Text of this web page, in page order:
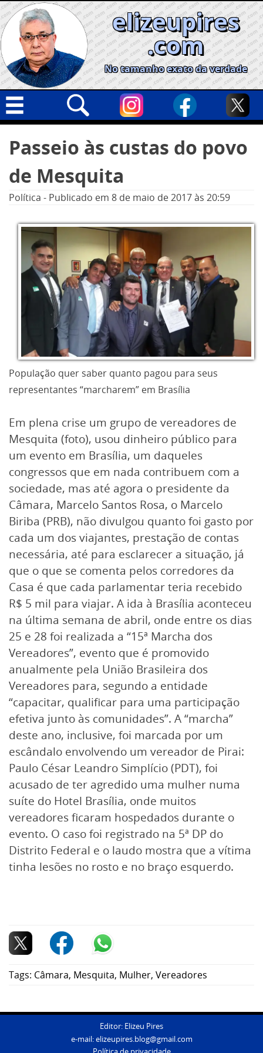
Skip
to
content
elizeupires
.com
No tamanho exato da verdade
Geral
Cidades
Política
Opinião
Informe especial
por:
Passeio às custas do povo
de Mesquita
Política - Publicado em 8 de maio de 2017às 20:59
População quer saber quanto pagou para seus
representantes “marcharem” em Brasília
Em plena crise um grupo de vereadores de
Mesquita (foto), usou dinheiro público para
um evento em Brasília, um daqueles
congressos que em nada contribuem com a
sociedade, mas até agora o presidente da
Câmara, Marcelo Santos Rosa, o Marcelo
Biriba (PRB), não divulgou quanto foi gasto por
cada um dos viajantes, prestação de contas
necessária, até para esclarecer a situação, já
que o que se comenta pelos corredores da
Casa é que cada parlamentar teria recebido
R$ 5 mil para viajar. A ida à Brasília aconteceu
na última semana de abril, onde entre os dias
25 e 28 foi realizada a “15ª Marcha dos
Vereadores”, evento que é promovido
anualmente pela União Brasileira dos
Vereadores para, segundo a entidade
“capacitar, qualificar para uma participação
efetiva junto às comunidades”. A “marcha”
deste ano, inclusive, foi marcada por um
escândalo envolvendo um vereador de Pirai:
Paulo César Leandro Simplício (PDT), foi
acusado de ter agredido uma mulher numa
suíte do Hotel Brasília, onde muitos
vereadores ficaram hospedados durante o
evento. O caso foi registrado na 5ª DP do
Distrito Federal e o laudo mostra que a vítima
tinha lesões no rosto e no braço esquerdo.
Tags: Câmara, Mesquita, Mulher, Vereadores
Editor: Elizeu Pires
e-mail:elizeupires.blog@gmail.com